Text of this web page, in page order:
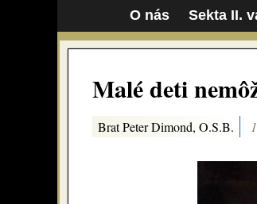
O nás Sekta II.
Malé deti
Brat Peter Dimond, O.S.B.